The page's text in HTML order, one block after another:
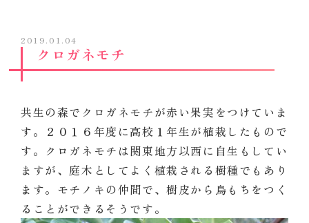
2019.01.04
クロガネモチ
共生の森でクロガネモチが赤い果実をつけていま
す。２０１６年度に高校１年生が植栽したもので
す。クロガネモチは関東地方以西に自生もしてい
ますが、庭木としてよく植栽される樹種でもあり
ます。モチノキの仲間で、樹皮から鳥もちをつく
ることができるそうです。